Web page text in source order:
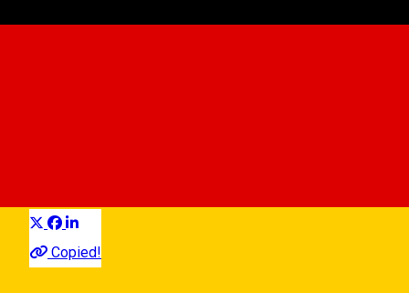
Copied!